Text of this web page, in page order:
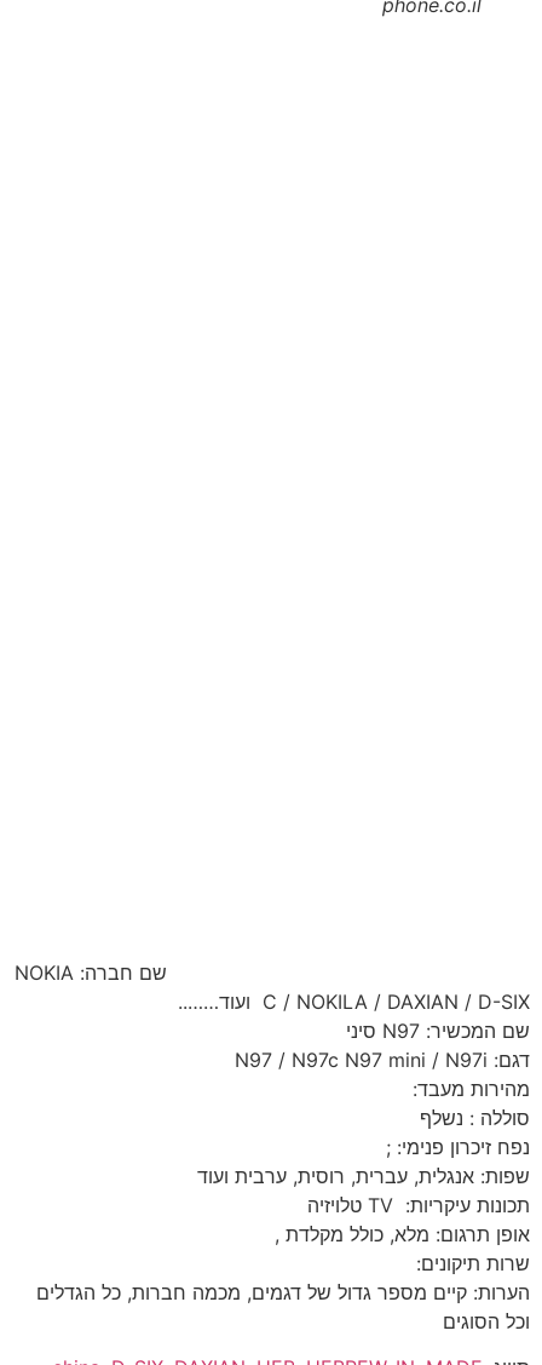
phone.co.il
שם חברה: NOKIA
C / NOKILA / DAXIAN / D-SIX ועוד……..
שם המכשיר: N97 סיני
דגם: N97 / N97c N97 mini / N97i
מהירות מעבד:
סוללה : נשלף
נפח זיכרון פנימי: ;
שפות: אנגלית, עברית, רוסית, ערבית ועוד
תכונות עיקריות: TV טלויזיה
אופן תרגום: מלא, כולל מקלדת ,
שרות תיקונים:
הערות: קיים מספר גדול של דגמים, מכמה חברות, כל הגדלים
וכל הסוגים